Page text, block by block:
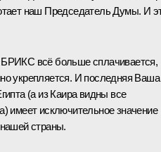
наш Председатель Думы. И
всё больше сплачивается,
укрепляется. И последняя Ваша
(а из Каира видны все
имеет исключительное значение
страны.